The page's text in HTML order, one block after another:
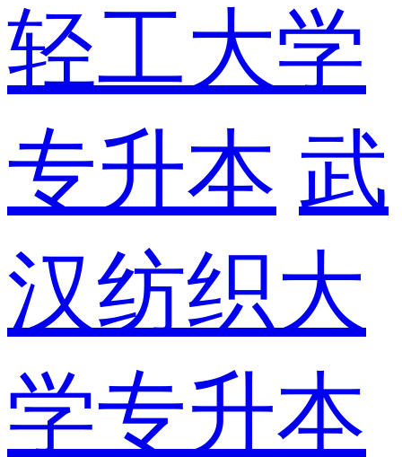
轻工大学
专升本 武
汉纺织大
学专升本